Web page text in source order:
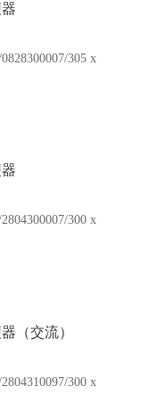
305 x
300 x
（交流）
300 x